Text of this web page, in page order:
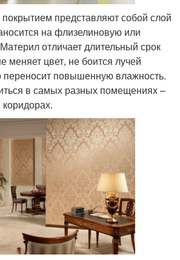
представляют собой слой
на флизелиновую или
отличает длительный срок
меняет цвет, не боится лучей
переносит повышенную влажность.
в самых разных помещениях –